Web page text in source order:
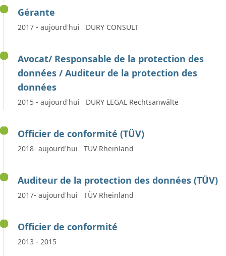
Gérante
2017 - aujourd'hui DURY CONSULT
Avocat/ Responsable de la protection des
données / Auditeur de la protection des
données
2015 - aujourd'hui DURY LEGAL Rechtsanwälte
Officier de conformité (TÜV)
2018- aujourd'hui TÜV Rheinland
Auditeur de la protection des données (TÜV)
2017- aujourd'hui TÜV Rheinland
Officier de conformité
2013 - 2015